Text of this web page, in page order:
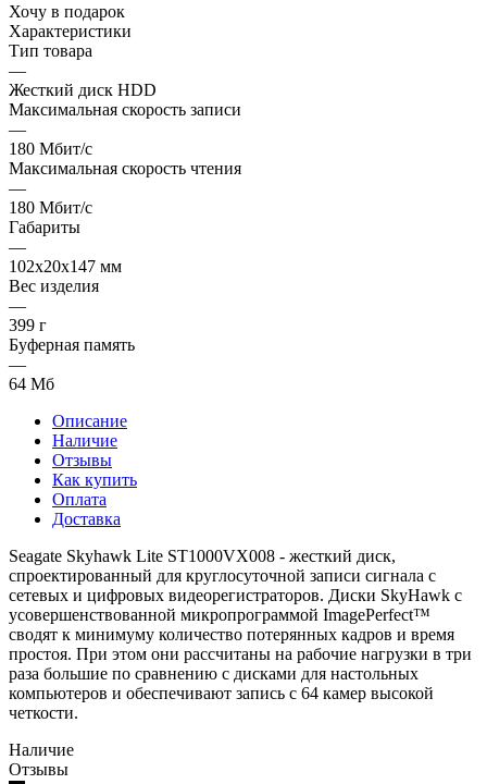
Хочу в подарок
Характеристики
Тип товара
—
Жесткий диск HDD
Максимальная скорость записи
—
180 Мбит/с
Максимальная скорость чтения
—
180 Мбит/с
Габариты
—
102х20х147 мм
Вес изделия
—
399 г
Буферная память
—
64 Мб
Описание
Наличие
Отзывы
Как купить
Оплата
Доставка
Seagate Skyhawk Lite ST1000VX008 - жесткий диск,
спроектированный для круглосуточной записи сигнала с
сетевых и цифровых видеорегистраторов. Диски SkyHawk с
усовершенствованной микропрограммой ImagePerfect™
сводят к минимуму количество потерянных кадров и время
простоя. При этом они рассчитаны на рабочие нагрузки в три
раза большие по сравнению с дисками для настольных
компьютеров и обеспечивают запись с 64 камер высокой
четкости.
Наличие
Отзывы